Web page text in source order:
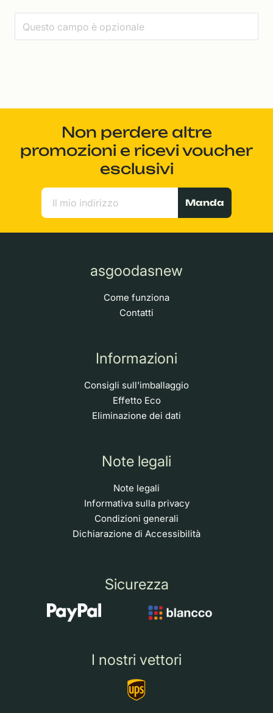
Non perdere altre
promozioni e ricevi voucher
esclusivi
Manda
asgoodasnew
Come funziona
Contatti
Informazioni
Consigli sull'imballaggio
Effetto Eco
Eliminazione dei dati
Note legali
Note legali
Informativa sulla privacy
Condizioni generali
Dichiarazione di Accessibilità
Sicurezza
I nostri vettori